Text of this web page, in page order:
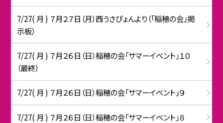
7/27( 月 ) ７月２７日（月）西うさぴょんより（「稲穂の会」掲
示板）
7/27( 月 ) ７月２６日（日）稲穂の会「サマーイベント」１０
（最終）
7/27( 月 ) ７月２６日（日）稲穂の会「サマーイベント」９
7/27( 月 ) ７月２６日（日）稲穂の会「サマーイベント」８